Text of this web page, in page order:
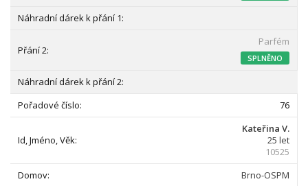
Parfém
SPLNĚNO
76
Kateřina V.
25 let
10525
Brno-OSPM